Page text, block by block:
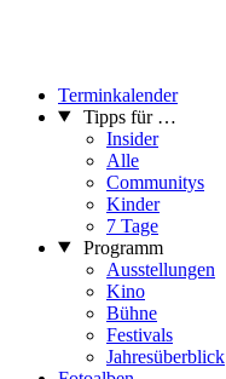
Terminkalender
Tipps für …
Insider
Alle
Communitys
Kinder
7 Tage
Programm
Ausstellungen
Kino
Bühne
Festivals
Jahresüberblick